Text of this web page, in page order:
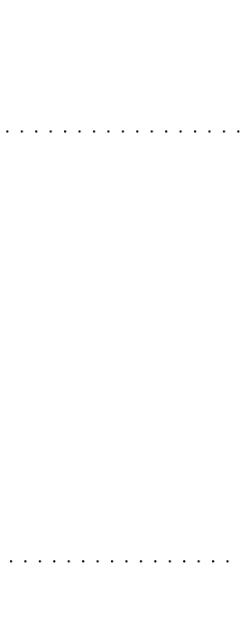
・・・・・・・・・・・・・・・
・・・・・・・・・・・・・・